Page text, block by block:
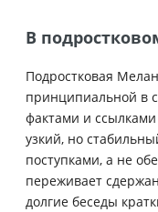
В
Подростковая
принципиальной в
фактами и ссылками
узкий, но
поступками, а не
переживает
долгие беседы